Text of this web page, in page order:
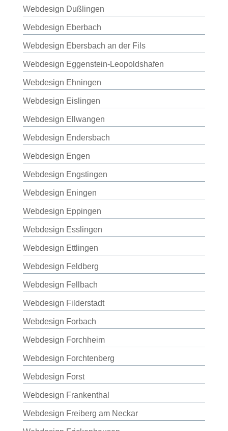
Webdesign Dußlingen
Webdesign Eberbach
Webdesign Ebersbach an der Fils
Webdesign Eggenstein-Leopoldshafen
Webdesign Ehningen
Webdesign Eislingen
Webdesign Ellwangen
Webdesign Endersbach
Webdesign Engen
Webdesign Engstingen
Webdesign Eningen
Webdesign Eppingen
Webdesign Esslingen
Webdesign Ettlingen
Webdesign Feldberg
Webdesign Fellbach
Webdesign Filderstadt
Webdesign Forbach
Webdesign Forchheim
Webdesign Forchtenberg
Webdesign Forst
Webdesign Frankenthal
Webdesign Freiberg am Neckar